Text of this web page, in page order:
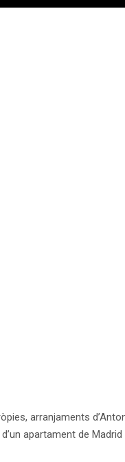
arranjaments
apartament de